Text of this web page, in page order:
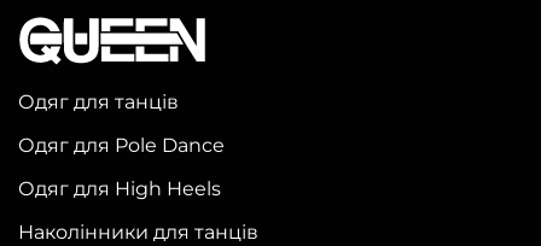
варіантів.
Параметри
можна
вибрати
на
сторінці
товару
Одяг для танців
Одяг для Pole Dance
Одяг для High Heels
Наколінники для танців